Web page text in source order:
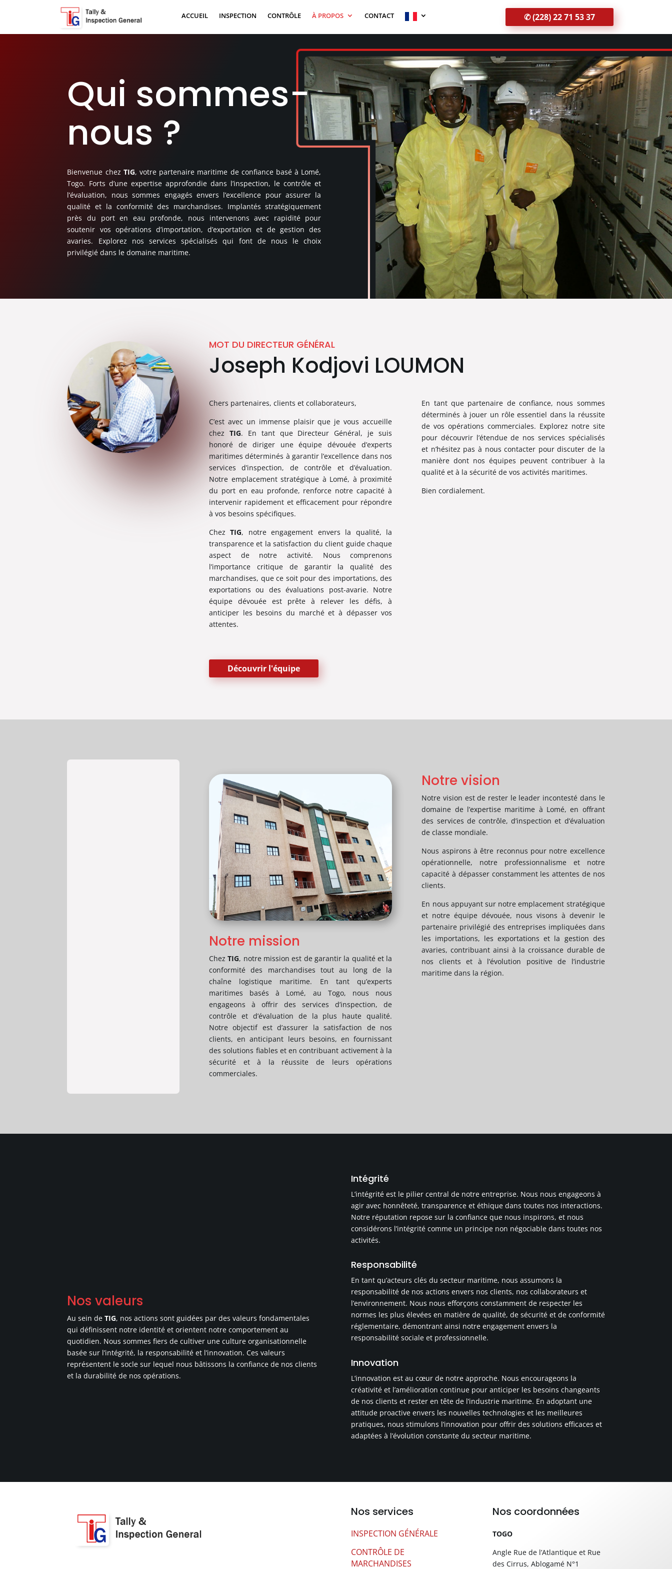
ACCUEIL INSPECTION CONTRÔLE À PROPOS CONTACT ✆ (228) 22 71 53 37
Qui sommes-
nous ?
Bienvenue chez TIG, votre partenaire maritime de confiance basé à Lomé,
Togo. Forts d’une expertise approfondie dans l’inspection, le contrôle et
l’évaluation, nous sommes engagés envers l’excellence pour assurer la
qualité et la conformité des marchandises. Implantés stratégiquement
près du port en eau profonde, nous intervenons avec rapidité pour
soutenir vos opérations d’importation, d’exportation et de gestion des
avaries. Explorez nos services spécialisés qui font de nous le choix
privilégié dans le domaine maritime.
MOT DU DIRECTEUR GÉNÉRAL
Joseph Kodjovi LOUMON
Chers partenaires, clients et collaborateurs,
C’est avec un immense plaisir que je vous accueille
chez TIG. En tant que Directeur Général, je suis
honoré de diriger une équipe dévouée d’experts
maritimes déterminés à garantir l’excellence dans nos
services d’inspection, de contrôle et d’évaluation.
Notre emplacement stratégique à Lomé, à proximité
du port en eau profonde, renforce notre capacité à
intervenir rapidement et efficacement pour répondre
à vos besoins spécifiques.
ChezTIG, notre engagement envers la qualité, la
transparence et la satisfaction du client guide chaque
aspect de notre activité. Nous comprenons
l’importance critique de garantir la qualité des
marchandises, que ce soit pour des importations, des
exportations ou des évaluations post-avarie. Notre
équipe dévouée est prête à relever les défis, à
anticiper les besoins du marché et à dépasser vos
attentes.
En tant que partenaire de confiance, nous sommes
déterminés à jouer un rôle essentiel dans la réussite
de vos opérations commerciales. Explorez notre site
pour découvrir l’étendue de nos services spécialisés
et n’hésitez pas à nous contacter pour discuter de la
manière dont nos équipes peuvent contribuer à la
qualité et à la sécurité de vos activités maritimes.
Bien cordialement.
Découvrir l'équipe
Notre mission
ChezTIG, notre mission est de garantir la qualité et la
conformité des marchandises tout au long de la
chaîne logistique maritime. En tant qu’experts
maritimes basés à Lomé, au Togo, nous nous
engageons à offrir des services d’inspection, de
contrôle et d’évaluation de la plus haute qualité.
Notre objectif est d’assurer la satisfaction de nos
clients, en anticipant leurs besoins, en fournissant
des solutions fiables et en contribuant activement à la
sécurité et à la réussite de leurs opérations
commerciales.
Notre vision
Notre vision est de rester le leader incontesté dans le
domaine de l’expertise maritime à Lomé, en offrant
des services de contrôle, d’inspection et d’évaluation
de classe mondiale.
Nous aspirons à être reconnus pour notre excellence
opérationnelle, notre professionnalisme et notre
capacité à dépasser constamment les attentes de nos
clients.
En nous appuyant sur notre emplacement stratégique
et notre équipe dévouée, nous visons à devenir le
partenaire privilégié des entreprises impliquées dans
les importations, les exportations et la gestion des
avaries, contribuant ainsi à la croissance durable de
nos clients et à l’évolution positive de l’industrie
maritime dans la région.
Nos valeurs
Au sein deTIG, nos actions sont guidées par des valeurs fondamentales
qui définissent notre identité et orientent notre comportement au
quotidien. Nous sommes fiers de cultiver une culture organisationnelle
basée sur l’intégrité, la responsabilité et l’innovation. Ces valeurs
représentent le socle sur lequel nous bâtissons la confiance de nos clients
et la durabilité de nos opérations.
Intégrité
L’intégrité est le pilier central de notre entreprise. Nous nous engageons à
agir avec honnêteté, transparence et éthique dans toutes nos interactions.
Notre réputation repose sur la confiance que nous inspirons, et nous
considérons l’intégrité comme un principe non négociable dans toutes nos
activités.
Responsabilité
En tant qu’acteurs clés du secteur maritime, nous assumons la
responsabilité de nos actions envers nos clients, nos collaborateurs et
l’environnement. Nous nous efforçons constamment de respecter les
normes les plus élevées en matière de qualité, de sécurité et de conformité
réglementaire, démontrant ainsi notre engagement envers la
responsabilité sociale et professionnelle.
Innovation
L’innovation est au cœur de notre approche. Nous encourageons la
créativité et l’amélioration continue pour anticiper les besoins changeants
de nos clients et rester en tête de l’industrie maritime. En adoptant une
attitude proactive envers les nouvelles technologies et les meilleures
pratiques, nous stimulons l’innovation pour offrir des solutions efficaces et
adaptées à l’évolution constante du secteur maritime.
Nos services
INSPECTION GÉNÉRALE
CONTRÔLE DE
MARCHANDISES
Nos coordonnées
TOGO
Angle Rue de l’Atlantique et Rue
des Cirrus, Ablogamé N°1